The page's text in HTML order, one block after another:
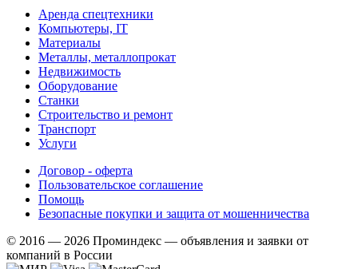
Аренда спецтехники
Компьютеры, IT
Материалы
Металлы, металлопрокат
Недвижимость
Оборудование
Станки
Строительство и ремонт
Транспорт
Услуги
Договор - оферта
Пользовательское соглашение
Помощь
Безопасные покупки и защита от мошенничества
© 2016 — 2026 Проминдекс — объявления и заявки от
компаний в России